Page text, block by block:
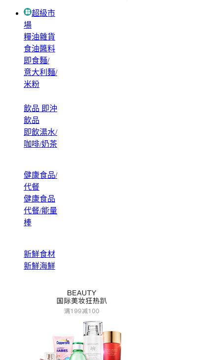
超級市
場
糧油雜貨
食油醬料
即食麵/
意大利麵/
米粉
飲品 即沖
飲品
即飲湯水/
咖啡/奶茶
健康食品/
代餐
健康食品
代餐/能量
棒
新鮮食材
新鮮海鮮